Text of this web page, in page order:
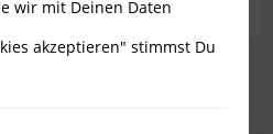
wir mit Deinen Daten
akzeptieren" stimmst Du